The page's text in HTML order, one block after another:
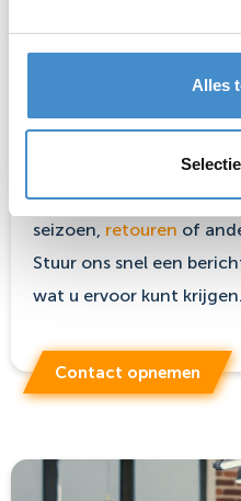
Alles
Heeft u een overschot
seizoen, retouren of
Stuur ons snel een
wat u ervoor kunt krijgen.
Contact opnemen